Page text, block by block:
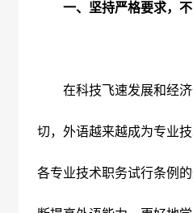
一、坚持严格要求，不
在科技飞速发展和经济
切，外语越来越成为专业
各专业技术职务试行条例